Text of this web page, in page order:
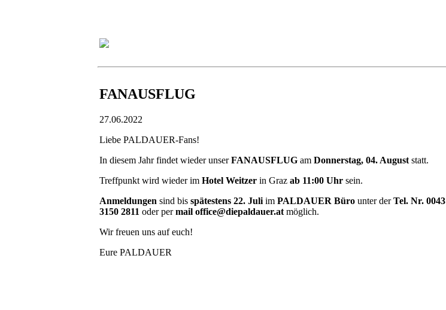
FANAUSFLUG
27.06.2022
Liebe PALDAUER-Fans!
In diesem Jahr findet wieder unserFANAUSFLUG am Donnerstag, 04. August statt.
Treffpunkt wird wieder im Hotel Weitzer in Graz ab 11:00 Uhr sein.
Anmeldungen sind bis spätestens 22. Juli im PALDAUER Büro unter derTel. Nr. 0043
3150 2811 oder permail office@diepaldauer.at möglich.
Wir freuen uns auf euch!
Eure PALDAUER